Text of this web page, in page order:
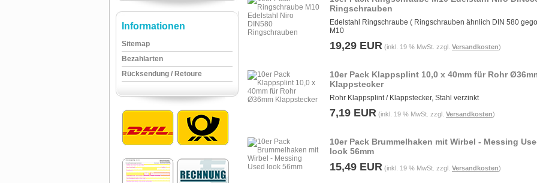
Informationen
Sitemap
Bezahlarten
Rücksendung / Retoure
Ringschrauben
Edelstahl Ringschraube ( Ringschrauben ähnlich DIN 580
M10
19,29 EUR (inkl. 19 % MwSt. zzgl. Versandkosten)
10er Pack Klappsplint 10,0 x 40mm für Rohr
Klappstecker
Rohr Klappsplint / Klappstecker, Stahl verzinkt
7,19 EUR (inkl. 19 % MwSt. zzgl. Versandkosten)
10er Pack Brummelhaken mit Wirbel - Messing
look 56mm
15,49 EUR (inkl. 19 % MwSt. zzgl. Versandkosten)